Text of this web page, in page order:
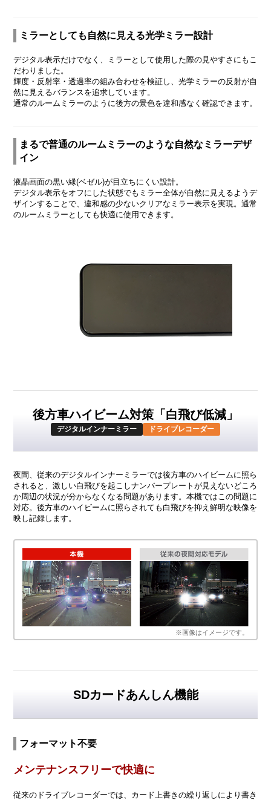
ミラーとしても自然に見える光学ミラー設計
デジタル表示だけでなく、ミラーとして使用した際の見やすさにもこ
だわりました。
輝度・反射率・透過率の組み合わせを検証し、光学ミラーの反射が自
然に見えるバランスを追求しています。
通常のルームミラーのように後方の景色を違和感なく確認できます。
まるで普通のルームミラーのような自然なミラーデザ
イン
液晶画面の黒い縁(ベゼル)が目立ちにくい設計。
デジタル表示をオフにした状態でもミラー全体が自然に見えるようデ
ザインすることで、違和感の少ないクリアなミラー表示を実現。通常
のルームミラーとしても快適に使用できます。
後方車ハイビーム対策「白飛び低減」
デジタルインナーミラー ドライブレコーダー
夜間、従来のデジタルインナーミラーでは後方車のハイビームに照ら
されると、激しい白飛びを起こしナンバープレートが見えないどころ
か周辺の状況が分からなくなる問題があります。本機ではこの問題に
対応。後方車のハイビームに照らされても白飛びを抑え鮮明な映像を
映し記録します。
※画像はイメージです。
SDカードあんしん機能
フォーマット不要
メンテナンスフリーで快適に
従来のドライブレコーダーでは、カード上書きの繰り返しにより書き